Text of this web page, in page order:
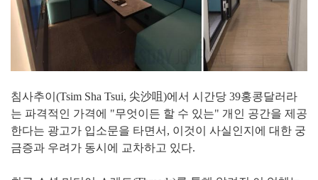
침사추이(Tsim Sha Tsui, 尖沙咀)에서 시간당 39홍콩달러라
는 파격적인 가격에 "무엇이든 할 수 있는" 개인 공간을 제공
한다는 광고가 입소문을 타면서, 이것이 사실인지에 대한 궁
금증과 우려가 동시에 교차하고 있다.